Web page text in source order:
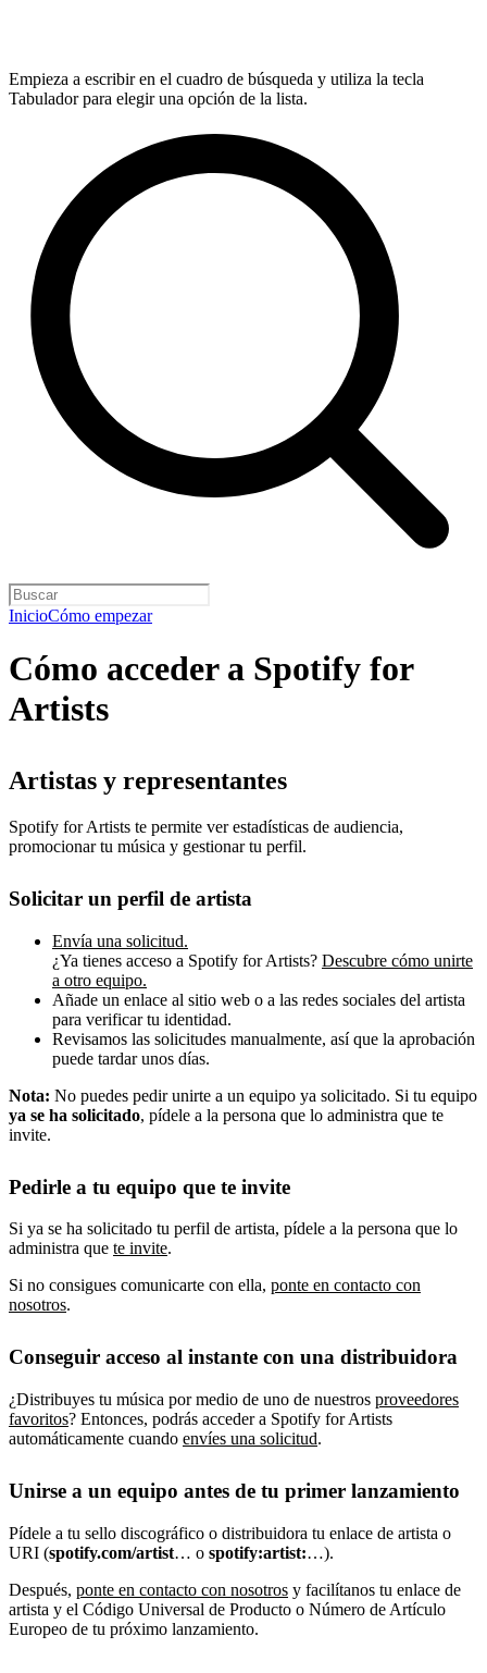
Empieza a escribir en el cuadro de búsqueda y utiliza la tecla
Tabulador para elegir una opción de la lista.
InicioCómo empezar
Cómo acceder a Spotify for
Artists
Artistas y representantes
Spotify for Artists te permite ver estadísticas de audiencia,
promocionar tu música y gestionar tu perfil.
Solicitar un perfil de artista
Envía una solicitud.
¿Ya tienes acceso a Spotify for Artists? Descubre cómo unirte
a otro equipo.
Añade un enlace al sitio web o a las redes sociales del artista
para verificar tu identidad.
Revisamos las solicitudes manualmente, así que la aprobación
puede tardar unos días.
Nota: No puedes pedir unirte a un equipo ya solicitado. Si tu equipo
ya se ha solicitado, pídele a la persona que lo administra que te
invite.
Pedirle a tu equipo que te invite
Si ya se ha solicitado tu perfil de artista, pídele a la persona que lo
administra que te invite.
Si no consigues comunicarte con ella, ponte en contacto con
nosotros.
Conseguir acceso al instante con una distribuidora
¿Distribuyes tu música por medio de uno de nuestros proveedores
favoritos? Entonces, podrás acceder a Spotify for Artists
automáticamente cuando envíes una solicitud.
Unirse a un equipo antes de tu primer lanzamiento
Pídele a tu sello discográfico o distribuidora tu enlace de artista o
URI (spotify.com/artist… o spotify:artist:…).
Después, ponte en contacto con nosotros y facilítanos tu enlace de
artista y el Código Universal de Producto o Número de Artículo
Europeo de tu próximo lanzamiento.